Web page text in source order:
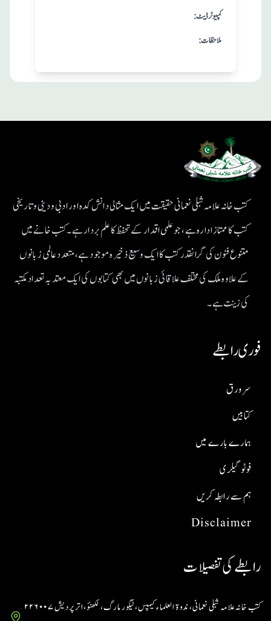
:کمپیوٹر ڈیٹ
:ملاحظات
کتب خانہ علامہ شبلی نعمانی حقیقت میں ایک مثالی دانش کدہ اور ادبی ودینی و تاریخی
کتب کا ممتاز ادارہ ہے، جو علمی اقدار کے تحفظ کا علم بردار ہے۔کتب خانے میں
متنوع فنون کی گرانقدر کتب کا ایک وسیع ذخیرہ موجود ہے، متعدد عالمی زبانوں
کے علاوہ ملک کی مختلف علاقائی زبانوں میں بھی کتابوں کی ایک معتد بہ تعداد مکتبہ
کی زینت ہے۔
فوری رابطے
Disclaimer
ہم سے رابطہ کریں
فوٹو گیلری
ہمارے بارے میں
کتابیں
سر ورق
رابطے کی تفصیلات
کتب خانہ علامہ شبلی نعمانی، ندوۃ العلماء کیمپس، ٹیگور مارگ، لکھنؤ، اتر پردیش ۲۲۶۰۰۷